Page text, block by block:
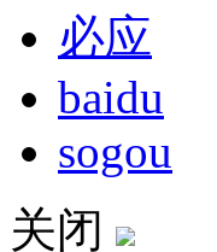
必应
baidu
sogou
关闭